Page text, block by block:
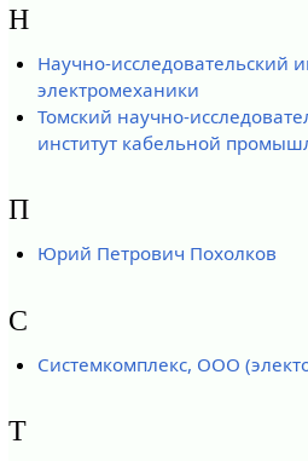
Н
Научно-исследовательский
электромеханики
Томский научно-
институт кабельной
П
Юрий Петрович Похолков
С
Системкомплекс, ООО
Т